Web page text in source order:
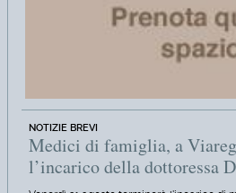
NOTIZIE BREVI
Medici di famiglia, a
l’incarico della dottoressa